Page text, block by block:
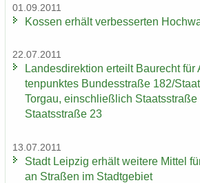
01.09.2011
Kos­sen er­hält ver­bes­ser­ten
22.07.2011
Lan­des­di­rek­ti­on er­teilt Bau­recht
ten­punk­tes Bun­des­stra­ße 182/
Tor­gau, ein­schließ­lich
Staats­stra­ße 23
13.07.2011
Stadt Leip­zig er­hält wei­te­re Mit­tel
an Stra­ßen im Stadt­ge­biet